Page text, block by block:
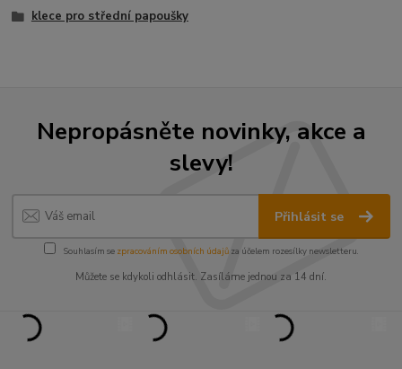
klece pro střední papoušky
Nepropásněte novinky, akce a
slevy!
Přihlásit se
Souhlasím se zpracováním osobních údajůza účelem rozesílky newsletteru.
Můžete se kdykoli odhlásit. Zasíláme jednou za 14 dní.